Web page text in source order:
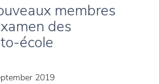
membres
des
école
2019